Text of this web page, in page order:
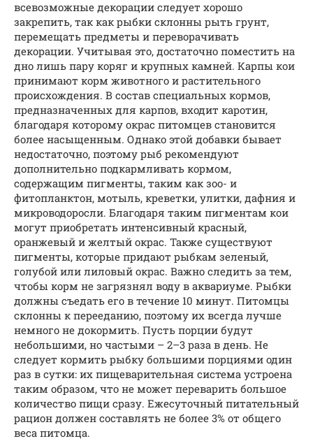
всевозможные декорации следует хорошо
закрепить, так как рыбки склонны рыть грунт,
перемещать предметы и переворачивать
декорации. Учитывая это, достаточно поместить на
дно лишь пару коряг и крупных камней. Карпы кои
принимают корм животного и растительного
происхождения. В состав специальных кормов,
предназначенных для карпов, входит каротин,
благодаря которому окрас питомцев становится
более насыщенным. Однако этой добавки бывает
недостаточно, поэтому рыб рекомендуют
дополнительно подкармливать кормом,
содержащим пигменты, таким как зоо- и
фитопланктон, мотыль, креветки, улитки, дафния и
микроводоросли. Благодаря таким пигментам кои
могут приобретать интенсивный красный,
оранжевый и желтый окрас. Также существуют
пигменты, которые придают рыбкам зеленый,
голубой или лиловый окрас. Важно следить за тем,
чтобы корм не загрязнял воду в аквариуме. Рыбки
должны съедать его в течение 10 минут. Питомцы
склонны к перееданию, поэтому их всегда лучше
немного не докормить. Пусть порции будут
небольшими, но частыми – 2–3 раза в день. Не
следует кормить рыбку большими порциями один
раз в сутки: их пищеварительная система устроена
таким образом, что не может переварить большое
количество пищи сразу. Ежесуточный питательный
рацион должен составлять не более 3% от общего
веса питомца.